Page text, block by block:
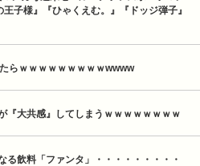
子様』『ひゃくえむ。』『ドッジ弾子』
らｗｗｗｗｗｗｗｗｗwwww
『大共感』してしまうｗｗｗｗｗｗｗｗ
る飲料「ファンタ」・・・・・・・・・